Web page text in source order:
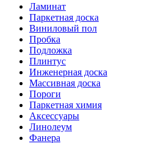
Ламинат
Паркетная доска
Виниловый пол
Пробка
Подложка
Плинтус
Инженерная доска
Массивная доска
Пороги
Паркетная химия
Аксессуары
Линолеум
Фанера